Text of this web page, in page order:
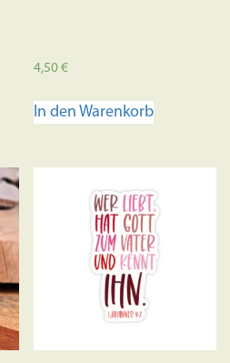
4,50€
In den Warenkorb